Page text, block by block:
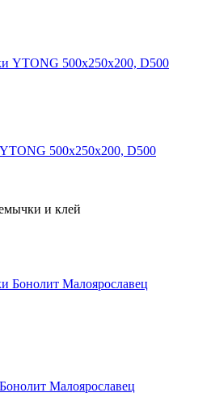
500х250х200, D500
и клей
Малоярославец